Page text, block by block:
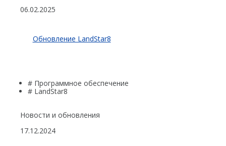
ОЛЭ
Датчик качества воды
Распродажа
06.02.2025
Обновление LandStar8
# Программное обеспечение
# LandStar8
Новости и обновления
17.12.2024